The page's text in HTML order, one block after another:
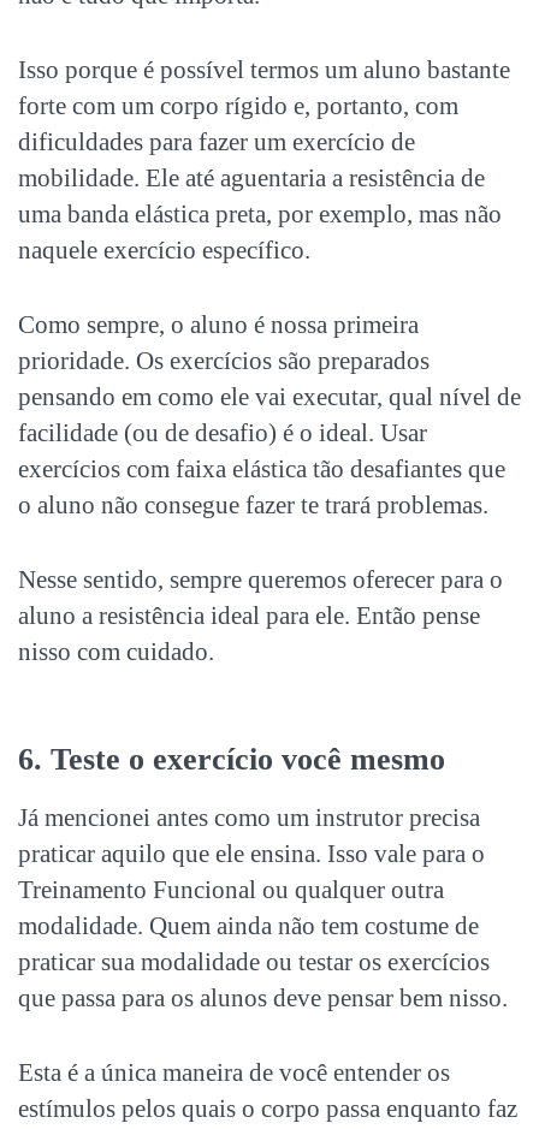
Isso porque é possível termos um aluno bastante
forte com um corpo rígido e, portanto, com
dificuldades para fazer um exercício de
mobilidade. Ele até aguentaria a resistência de
uma banda elástica preta, por exemplo, mas não
naquele exercício específico.
Como sempre, o aluno é nossa primeira
prioridade. Os exercícios são preparados
pensando em como ele vai executar, qual nível de
facilidade (ou de desafio) é o ideal. Usar
exercícios com faixa elástica tão desafiantes que
o aluno não consegue fazer te trará problemas.
Nesse sentido, sempre queremos oferecer para o
aluno a resistência ideal para ele. Então pense
nisso com cuidado.
6. Teste o exercício você mesmo
Já mencionei antes como um instrutor precisa
praticar aquilo que ele ensina. Isso vale para o
Treinamento Funcional ou qualquer outra
modalidade. Quem ainda não tem costume de
praticar sua modalidade ou testar os exercícios
que passa para os alunos deve pensar bem nisso.
Esta é a única maneira de você entender os
estímulos pelos quais o corpo passa enquanto faz